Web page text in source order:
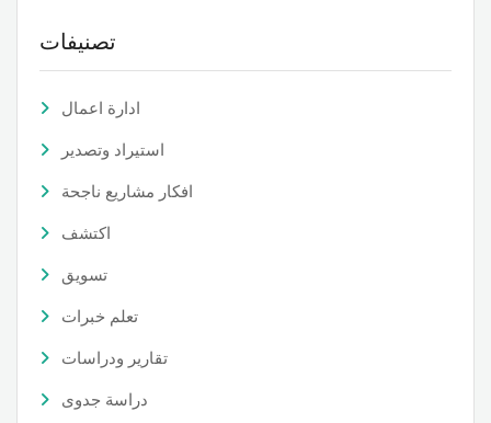
تصنيفات
ادارة اعمال
استيراد وتصدير
افكار مشاريع ناجحة
اكتشف
تسويق
تعلم خبرات
تقارير ودراسات
دراسة جدوى